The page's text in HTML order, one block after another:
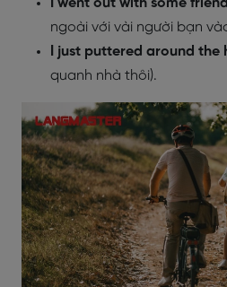
I went out with some
ngoài với vài người bạn
I just puttered around the
quanh nhà thôi).